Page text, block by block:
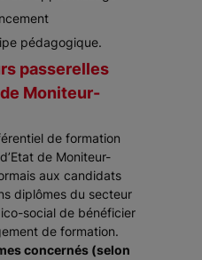
pédagogique.
passerelles
Moniteur-
de formation
de Moniteur-
aux candidats
diplômes du secteur
social de bénéficier
de formation.
concernés (selon